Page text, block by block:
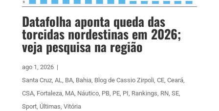
Datafolha aponta queda das
torcidas nordestinas em 2026;
veja pesquisa na região
ago 1, 2026 |
Santa Cruz, AL, BA, Bahia, Blog de Cassio Zirpoli, CE, Ceará,
CSA, Fortaleza, MA, Náutico, PB, PE, PI, Rankings, RN, SE,
Sport, Últimas, Vitória